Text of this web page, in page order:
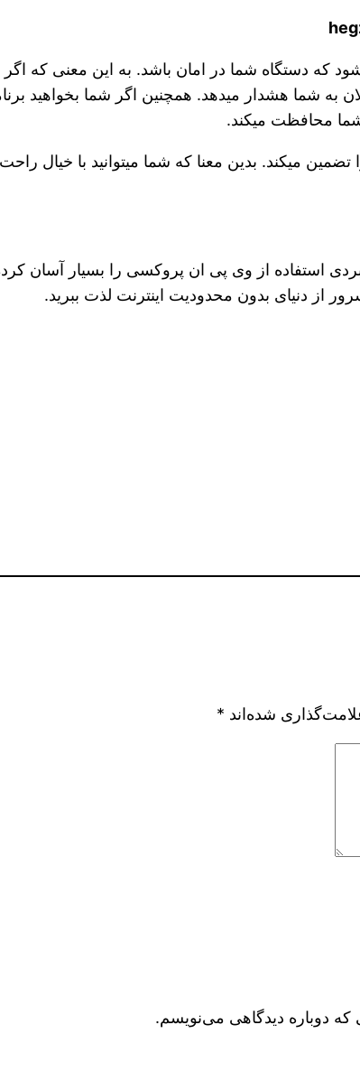
که دستگاه شما در امان باشد. به این معنی که
به شما هشدار میدهد. همچنین اگر شما بخواهید
میکند. بدین معنا که شما میتوانید با خیال
استفاده از وی پی ان پروکسی را بسیار آسان
از دنیای بدون محدودیت اینترنت لذت ببرید.
شده‌اند *
که دوباره دیدگاهی می‌نویسم.